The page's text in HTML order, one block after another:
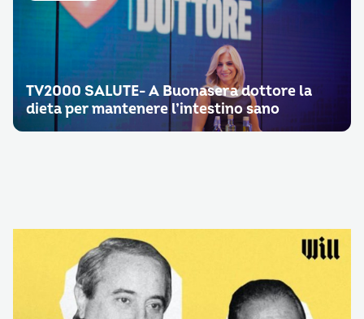
TV2000 SALUTE- A Buonasera dottore la
dieta per mantenere l’intestino sano